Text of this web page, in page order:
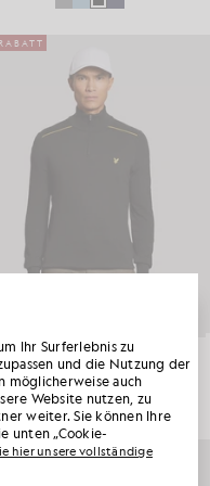
HARRY HALL KOLLEKTION
£95.00 £47.00
Ihr Surferlebnis zu
und die Nutzung der
möglicherweise auch
Website nutzen, zu
weiter. Sie können Ihre
unten „Cookie-
hier unsere vollständige
AUF IHRE
erfahren Sie als Erste von den
Sonderverkäufen exklusiv
mit 15 % Rabatt.